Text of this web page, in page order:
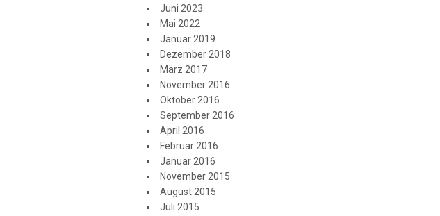
Juni 2023
Mai 2022
Januar 2019
Dezember 2018
März 2017
November 2016
Oktober 2016
September 2016
April 2016
Februar 2016
Januar 2016
November 2015
August 2015
Juli 2015